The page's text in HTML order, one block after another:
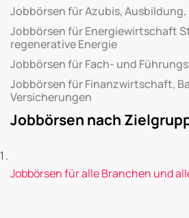
Jobbörsen für Azubis,
Jobbörsen für Energiewirtschaft
regenerative Energie
Jobbörsen für Fach- und
Jobbörsen für Finanzwirtschaft,
Versicherungen
Jobbörsen nach
Jobbörsen für alle Branchen und